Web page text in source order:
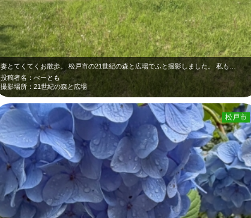
妻とてくてくお散歩。 松戸市の21世紀の森と広場でふと撮影しました。 私も…
投稿者名：べーとも
撮影場所：21世紀の森と広場
松戸市